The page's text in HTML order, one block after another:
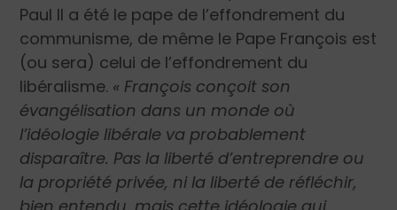
Paul II a été le pape de l’effondrement du
communisme, de même le Pape François est
(ou sera) celui de l’effondrement du
libéralisme. « François conçoit son
évangélisation dans un monde où
l’idéologie libérale va probablement
disparaître. Pas la liberté d’entreprendre ou
la propriété privée, ni la liberté de réfléchir,